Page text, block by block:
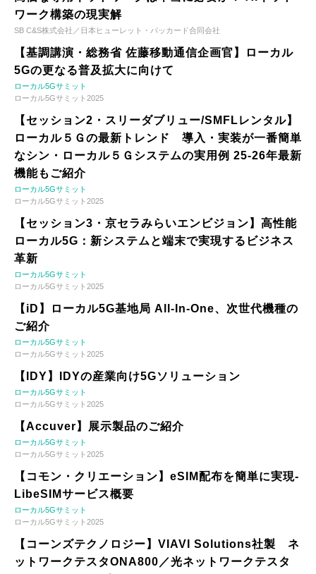
ワーク構築の現実解
SB C&S株式会社／日本ヒューレット・パッカード合同会社
【基調講演・総務省 佐藤移動通信企画官】ローカル
5Gの更なる普及拡大に向けて
ローカル5Gサミット
ローカル5Gサミット2025
【セッション2・スリーダブリュー/SMFLレンタル】
ローカル５Ｇの最新トレンド 導入・実装が一番簡単
なシン・ローカル５Ｇシステムの実用例 25-26年最新
機能もご紹介
ローカル5Gサミット
ローカル5Gサミット2025
【セッション3・京セラみらいエンビジョン】高性能
ローカル5G：新システムと端末で実現するビジネス
革新
ローカル5Gサミット
ローカル5Gサミット2025
【iD】ローカル5G基地局 All-In-One、次世代機種の
ご紹介
ローカル5Gサミット
ローカル5Gサミット2025
【IDY】IDYの産業向け5Gソリューション
ローカル5Gサミット
ローカル5Gサミット2025
【Accuver】展示製品のご紹介
ローカル5Gサミット
ローカル5Gサミット2025
【コモン・クリエーション】eSIM配布を簡単に実現-
LibeSIMサービス概要
ローカル5Gサミット
ローカル5Gサミット2025
【コーンズテクノロジー】VIAVI Solutions社製 ネ
ットワークテスタONA800／光ネットワークテスタ